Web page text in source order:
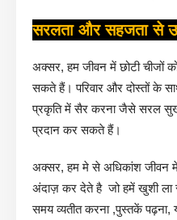
सरलता और सहजता से
अक्सर, हम जीवन में छोटी चीजों
सकते हैं। परिवार और दोस्तों के
प्रकृति में सैर करना जैसे सरल सुख
प्रदान कर सकते हैं।
अक्सर, हम मे से अधिकांश जीवन में
अंदाज़ कर देते है जो हमें खुशी ला
समय व्यतीत करना ,पुस्तकें